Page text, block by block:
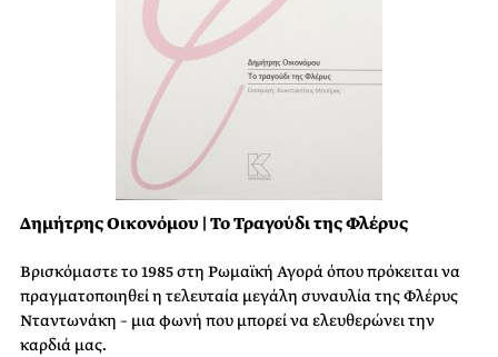
Δημήτρης Οικονόμου | Το Τραγούδι της Φλέρυς
Βρισκόμαστε το 1985 στη Ρωμαϊκή Αγορά όπου πρόκειται να
πραγματοποιηθεί η τελευταία μεγάλη συναυλία της Φλέρυς
Νταντωνάκη – μια φωνή που μπορεί να ελευθερώνει την
καρδιά μας.